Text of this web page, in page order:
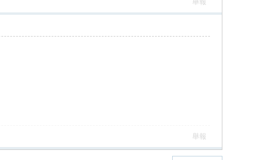
舉報
舉報